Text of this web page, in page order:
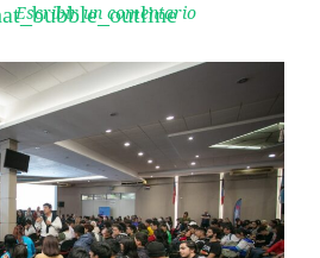
Escribir un comentario